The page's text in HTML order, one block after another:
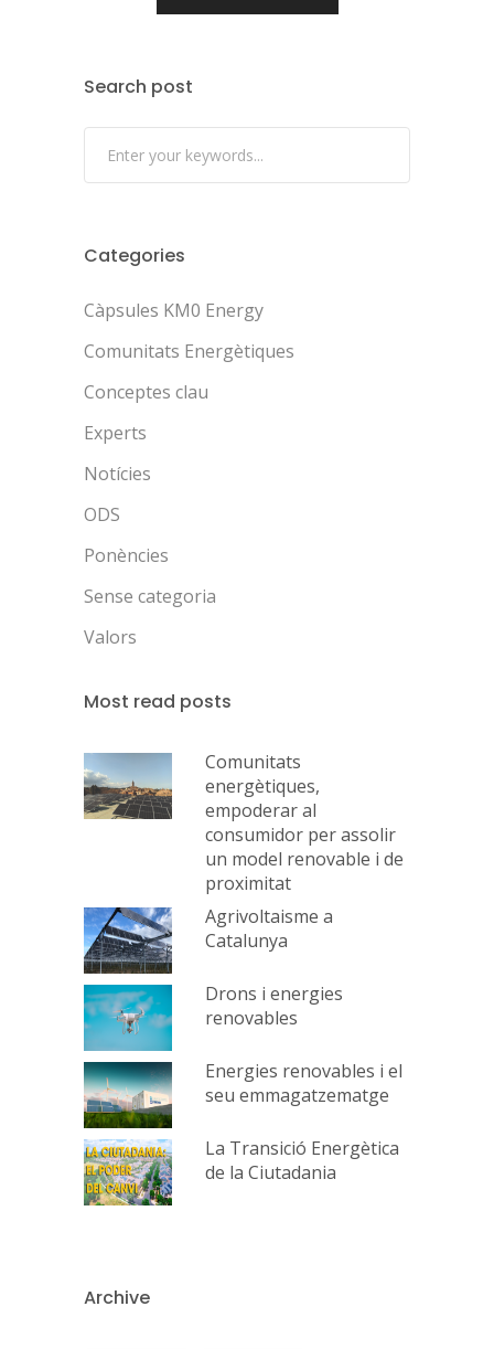
Search post
Categories
Càpsules KM0 Energy
Comunitats Energètiques
Conceptes clau
Experts
Notícies
ODS
Ponències
Sense categoria
Valors
Most read posts
Comunitats
energètiques,
empoderar al
consumidor per assolir
un model renovable i de
proximitat
Agrivoltaisme a
Catalunya
Drons i energies
renovables
Energies renovables i el
seu emmagatzematge
La Transició Energètica
de la Ciutadania
Archive